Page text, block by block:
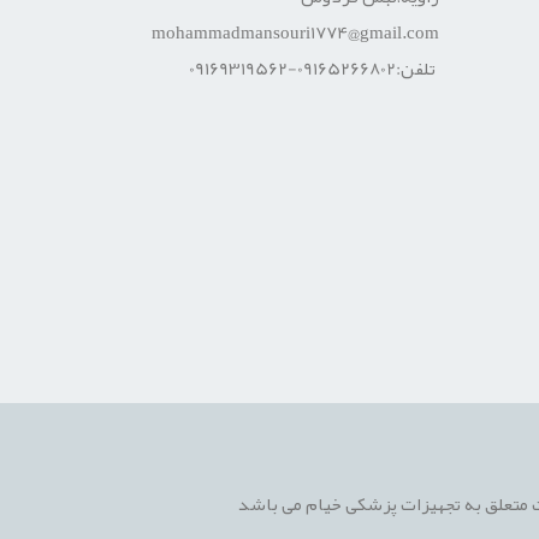
mohammadmansouri1774@gmail.com
تلفن:09165266802-09169319562
به تجهیزات پزشکی خیام می باشد